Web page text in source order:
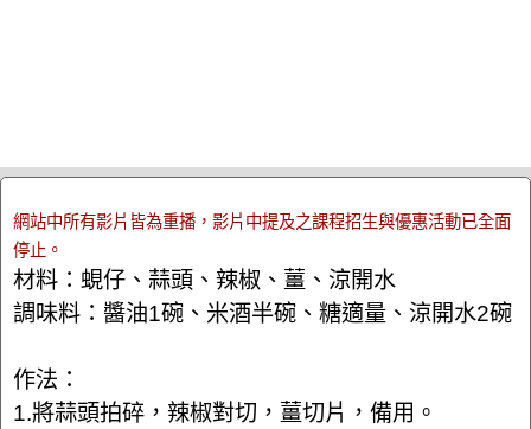
網站中所有影片皆為重播，影片中提及之課程招生與優惠活動已全面
停止。
材料：蜆仔、蒜頭、辣椒、薑、涼開水
調味料：醬油1碗、米酒半碗、糖適量、涼開水2碗
作法：
1.將蒜頭拍碎，辣椒對切，薑切片，備用。